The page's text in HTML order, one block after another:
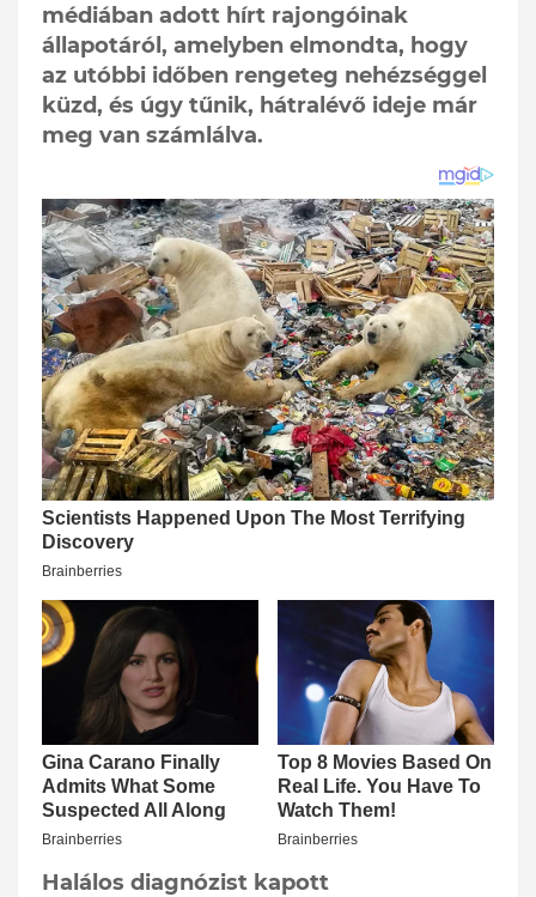
médiában adott hírt rajongóinak
állapotáról, amelyben elmondta, hogy
az utóbbi időben rengeteg nehézséggel
küzd, és úgy tűnik, hátralévő ideje már
meg van számlálva.
Halálos diagnózist kapott